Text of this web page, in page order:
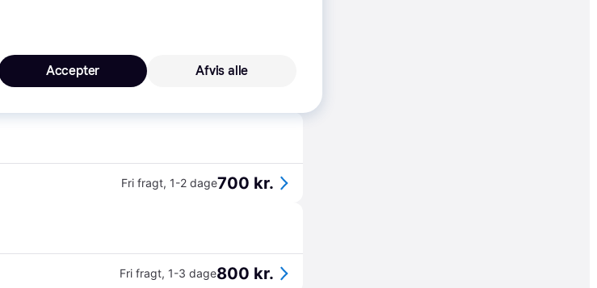
Fri fragt, 1-2 dage700 kr.
Fri fragt, 1-3 dage800 kr.
Afvis alle
Accepter